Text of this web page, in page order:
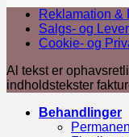
Reklamation &
Salgs- og
Cookie- og
Al tekst er
indholdstekster
Behandlinger